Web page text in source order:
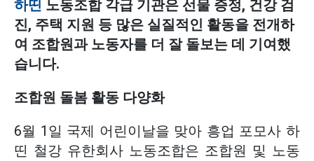
하띤 노동조합 각급 기관은 선물 증정, 건강 검
진, 주택 지원 등 많은 실질적인 활동을 전개하
여 조합원과 노동자를 더 잘 돌보는 데 기여했
습니다.
조합원 돌봄 활동 다양화
6월 1일 국제 어린이날을 맞아 흥업 포모사 하
띤 철강 유한회사 노동조합은 조합원 및 노동